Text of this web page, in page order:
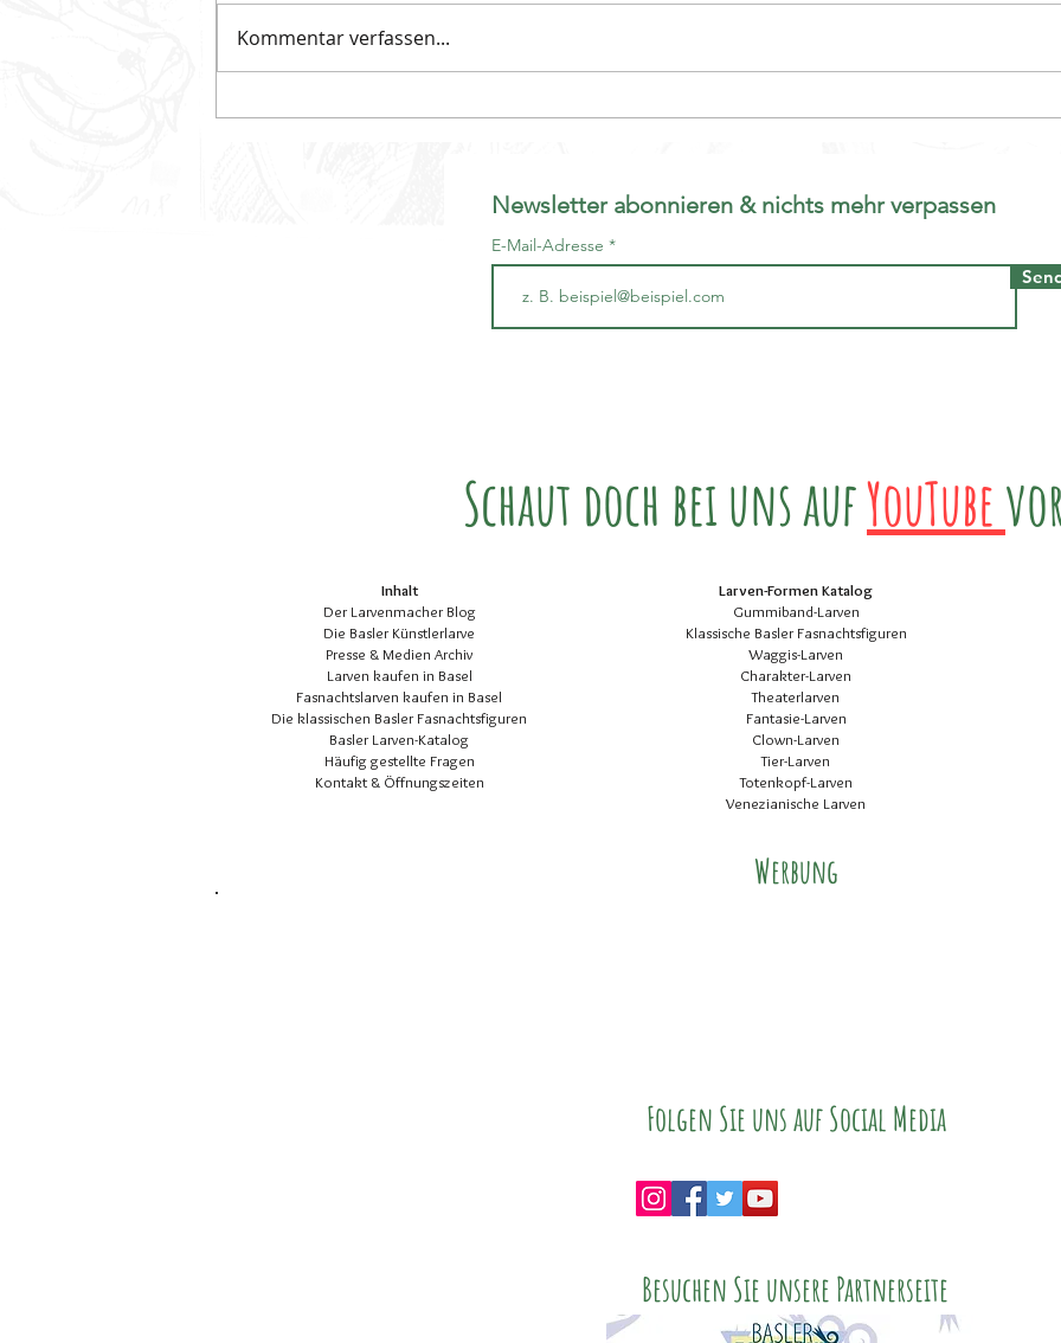
Die FCB-Larve für den
A Complete Guide to the
Kommentar verfassen...
Newsletter abonnieren & nichts mehr verpassen
E-Mail-Adresse
Schaut doch bei uns aufYouTube
Inhalt
Der Larvenmacher Blog
Die Basler Künstlerlarve
Presse & Medien Archiv
Larven kaufen in Basel
Fasnachtslarven kaufen in Basel
Die klassischen Basler Fasnachtsfiguren
Basler Larven-Katalog
Häufig gestellte Fragen
Kontakt & Öffnungszeiten
Larven-Formen Katalog
Gummiband-Larven
Klassische Basler Fasnachtsfiguren
Waggis-Larven
Charakter-Larven
Theaterlarven
Fantasie-Larven
Clown-Larven
Tier-Larven
Totenkopf-Larven
Venezianische Larven
Werbung
Folgen Sie uns auf Social Media
Besuchen Sie unsere Partnerseite